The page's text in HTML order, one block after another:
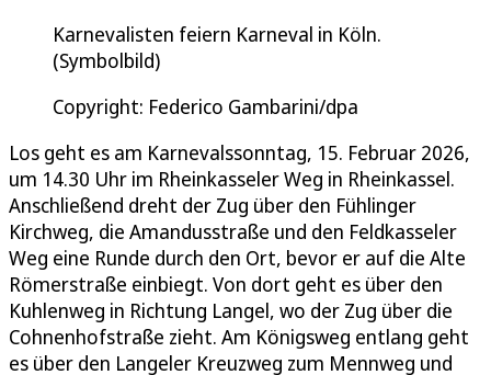
Karnevalisten feiern Karneval in Köln.
(Symbolbild)
Copyright: Federico Gambarini/dpa
Los geht es am Karnevalssonntag, 15. Februar 2026,
um 14.30 Uhr im Rheinkasseler Weg in Rheinkassel.
Anschließend dreht der Zug über den Fühlinger
Kirchweg, die Amandusstraße und den Feldkasseler
Weg eine Runde durch den Ort, bevor er auf die Alte
Römerstraße einbiegt. Von dort geht es über den
Kuhlenweg in Richtung Langel, wo der Zug über die
Cohnenhofstraße zieht. Am Königsweg entlang geht
es über den Langeler Kreuzweg zum Mennweg und